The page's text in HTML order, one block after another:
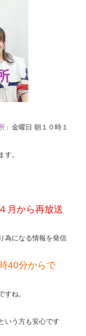
金曜日 朝１０時１
す。
４月から再放送
為になる情報を発信
40分からで
すね。
いう方も安心です